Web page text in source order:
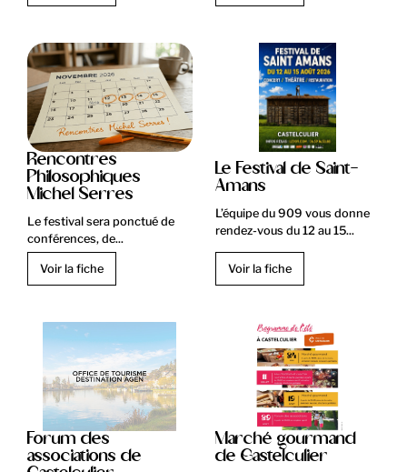
Rencontres
Philosophiques
Michel Serres
Le festival sera ponctué de
conférences, de...
Voir la fiche
Le Festival de Saint-
Amans
L’équipe du 909 vous donne
rendez-vous du 12 au 15...
Voir la fiche
Forum des
associations de
Marché gourmand
de Castelculier